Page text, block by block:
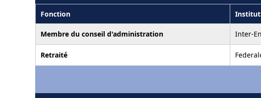
Fonction
Membre du conseil d'administration Inter-
Retraité